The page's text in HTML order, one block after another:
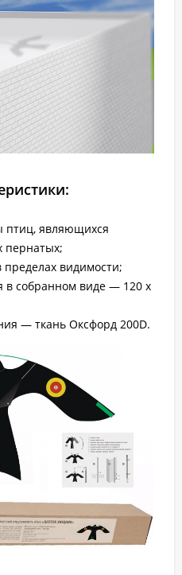
птиц, являющихся
пернатых;
видимости;
в собранном виде — 120 x
— ткань Оксфорд 200D.